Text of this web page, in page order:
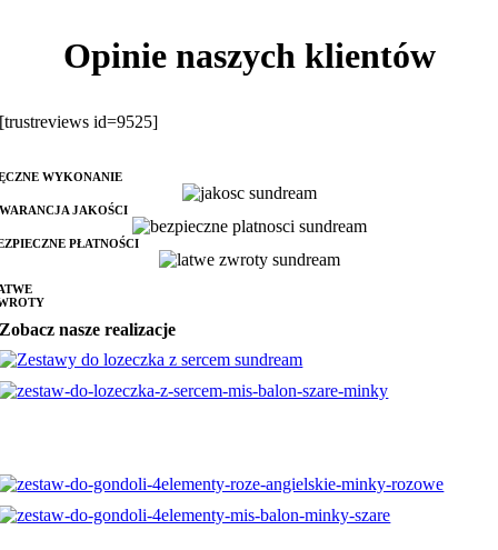
Opinie naszych klientów
[trustreviews id=9525]
WYKONANIE
JAKOŚCI
PŁATNOŚCI
Zobacz nasze realizacje